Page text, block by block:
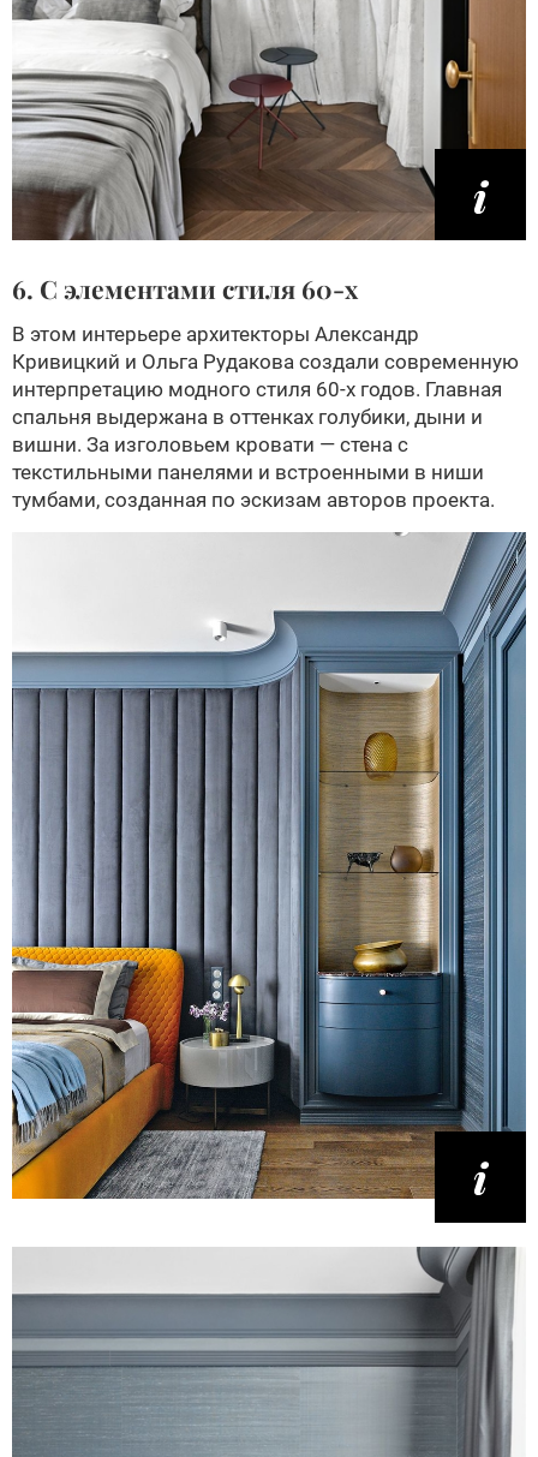
6. С элементами стиля 60-х
В этом интерьере архитекторы Александр
Кривицкий и Ольга Рудакова создали современную
интерпретацию модного стиля 60-х годов. Главная
спальня выдержана в оттенках голубики, дыни и
вишни. За изголовьем кровати — стена с
текстильными панелями и встроенными в ниши
тумбами, созданная по эскизам авторов проекта.